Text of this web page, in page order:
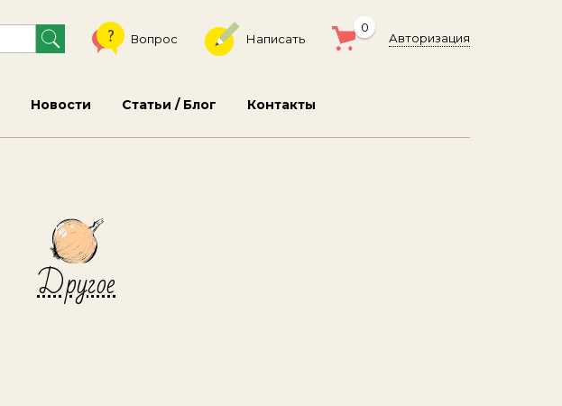
Вопрос Написать
0
Авторизация
Новости Статьи / Блог Контакты
Другое